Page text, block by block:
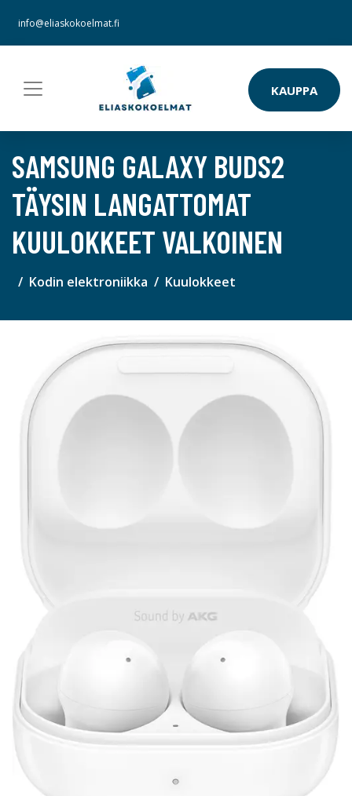
info@eliaskokoelmat.fi
KAUPPA
SAMSUNG GALAXY BUDS2
TÄYSIN LANGATTOMAT
KUULOKKEET VALKOINEN
Kodin elektroniikka Kuulokkeet